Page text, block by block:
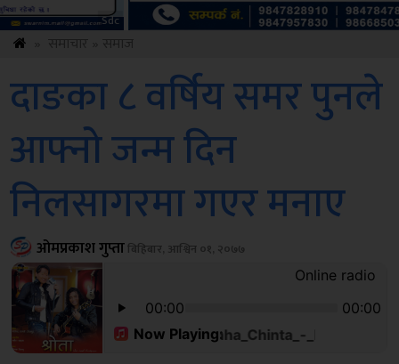
Amb
दाङका ८ वर्षिय समर पुनले
आफ्नो जन्म दिन
निलसागरमा गएर मनाए
ओमप्रकाश गुप्ताबिहिबार, आश्विन ०१, २०७७